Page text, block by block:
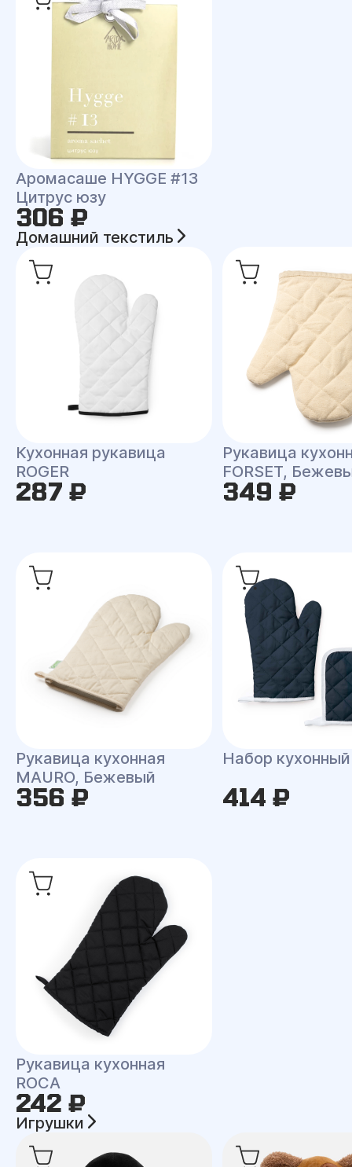
Аромасаше HYGGE #13
Цитрус юзу
306 ₽
Домашний текстиль
Кухонная рукавица
ROGER
287 ₽
Рукавица
FORSET,
349 ₽
Рукавица кухонная
MAURO, Бежевый
356 ₽
Набор кухонный
414 ₽
Рукавица кухонная
ROCA
242 ₽
Игрушки